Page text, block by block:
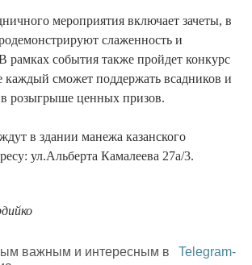
мероприятия включает зачеты, в
слаженность и
рамках события также пройдет конкурс
каждый сможет поддержать всадников и
в розыгрыше ценных призов.
в здании манежа казанского
ул.Альберта Камалеева 27а/3.
важным и интересным в
Telegram-